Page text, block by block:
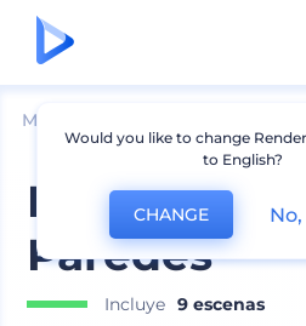
Mockups
Paquete de
Paredes
Incluye 9 escenas
Would you like to change
to English?
CHANGE